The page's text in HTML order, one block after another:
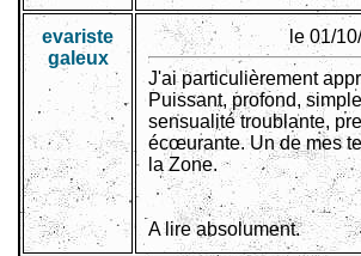
evariste
galeux
le 01/
J'ai particulièrement
Puissant, profond,
sensualité troublante,
écœurante. Un de mes
la Zone.
A lire absolument.